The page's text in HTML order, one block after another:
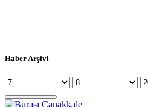
Haber Arşivi